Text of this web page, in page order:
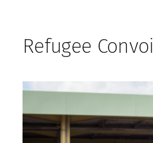
Refugee Convoi